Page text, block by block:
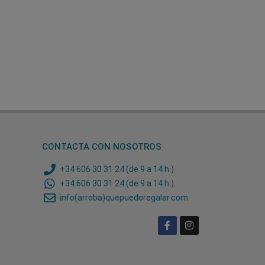
CONTACTA CON NOSOTROS
+34 606 30 31 24 (de 9 a 14 h.)
+34 606 30 31 24 (de 9 a 14 h.)
info(arroba)quepuedoregalar.com